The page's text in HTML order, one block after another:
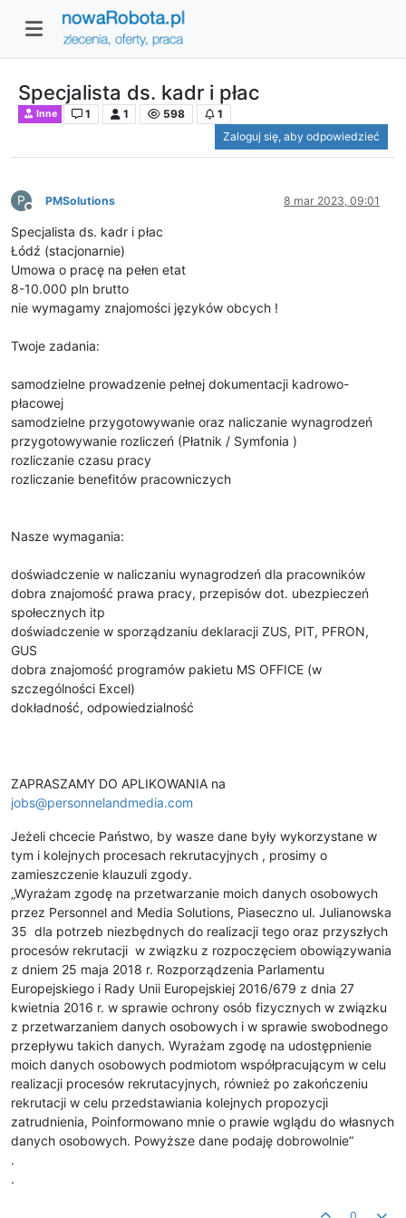
Specjalista ds. kadr i płac
Inne 1 1 598
1
Zaloguj się, aby odpowiedzieć
P
Niedostępny
PMSolutions 8 mar 2023, 09:01
Specjalista ds. kadr i płac
Łódź (stacjonarnie)
Umowa o pracę na pełen etat
8-10.000 pln brutto
nie wymagamy znajomości języków obcych !
Twoje zadania:
samodzielne prowadzenie pełnej dokumentacji kadrowo-
płacowej
samodzielne przygotowywanie oraz naliczanie wynagrodzeń
przygotowywanie rozliczeń (Płatnik / Symfonia )
rozliczanie czasu pracy
rozliczanie benefitów pracowniczych
Nasze wymagania:
doświadczenie w naliczaniu wynagrodzeń dla pracowników
dobra znajomość prawa pracy, przepisów dot. ubezpieczeń
społecznych itp
doświadczenie w sporządzaniu deklaracji ZUS, PIT, PFRON,
GUS
dobra znajomość programów pakietu MS OFFICE (w
szczególności Excel)
dokładność, odpowiedzialność
ZAPRASZAMY DO APLIKOWANIA na
jobs@personnelandmedia.com
Jeżeli chcecie Państwo, by wasze dane były wykorzystane w
tym i kolejnych procesach rekrutacyjnych , prosimy o
zamieszczenie klauzuli zgody.
„Wyrażam zgodę na przetwarzanie moich danych osobowych
przez Personnel and Media Solutions, Piaseczno ul. Julianowska
35 dla potrzeb niezbędnych do realizacji tego oraz przyszłych
procesów rekrutacji w związku z rozpoczęciem obowiązywania
z dniem 25 maja 2018 r. Rozporządzenia Parlamentu
Europejskiego i Rady Unii Europejskiej 2016/679 z dnia 27
kwietnia 2016 r. w sprawie ochrony osób fizycznych w związku
z przetwarzaniem danych osobowych i w sprawie swobodnego
przepływu takich danych. Wyrażam zgodę na udostępnienie
moich danych osobowych podmiotom współpracującym w celu
realizacji procesów rekrutacyjnych, również po zakończeniu
rekrutacji w celu przedstawiania kolejnych propozycji
zatrudnienia, Poinformowano mnie o prawie wglądu do własnych
danych osobowych. Powyższe dane podaję dobrowolnie”
.
.